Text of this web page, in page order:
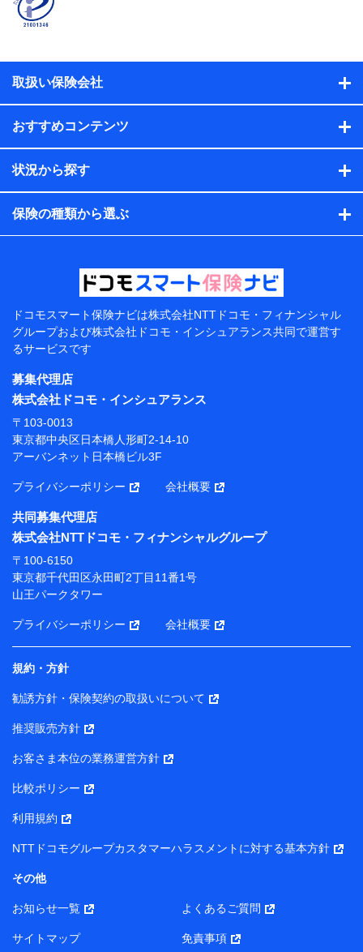
係、保険加入の目的、保険商品の内容、保険料、保険料
のお支払方法、車のメーカーや走行距離などの情報、建
ル内容や送信履歴の情報及び保険の更改案内等を提供し
保険契約情報
当社または株式会社NTTドコモ・フィナンシャルグルー
プが取得し、又は保有する保険契約に関する情報。例と
して、保険契約者及び被保険者の氏名、住所、生年月
日、性別、保険契約者と被保険者の関係、保険加入の目
的、保険商品の内容、保険料、保険料のお支払方法、車
のメーカーや走行距離などの情報、建物の構造や築年数
などの情報、ペットの種類や年齢などの情報などが含ま
提供当事者から受領当事者が個人データを取得する方法
電子的・電磁的方法等
【共同して利用する者の範囲】
当社
株式会社NTTドコモ・フィナンシャルグループ
【利用目的】
当社または株式会社NTTドコモ・フィナンシャルグルー
プが提供する保険関連サービスにおけるユーザー登録受
付および管理のため
当社または株式会社NTTドコモ・フィナンシャルグルー
携会社の保険その他に関する情報を提供するため、また
維持管理等の委託業務遂行のため、またそれらに付帯、
関連する当社または株式会社NTTドコモ・フィナンシャ
ルグループおよび提携会社のサービスを案内、提供する
ため
（各サービスで取得したサービス利用履歴、ウェブサイ
トの閲覧履歴、購買履歴、ご契約内容等のパーソナルデ
ータを分析して、お客さまの趣味・嗜好・傾向に応じた
サービス・商品等に関するご提案や広告の配信等を行う
ことがあります。）
各種セミナーの開催のため
コンサルティングサービスの実施のため
アンケートやキャンペーン等の実施のため
上記に係る案内・手続き・管理等付帯業務を行うため
所・代表者名】
り）
株式会社NTTドコモ・フィナンシャルグループ 代表取締役
社長 廣井 孝史
東京都中央区日本橋人形町2-14-10 アーバンネット日本橋
株式会社ドコモ・インシュアランス 代表取締役社長 吉
村 忠義
取扱い保険会社
おすすめコンテンツ
状況から探す
保険の種類から選ぶ
ドコモスマート保険ナビは株式会社NTTドコモ・フィナンシャル
グループおよび株式会社ドコモ・インシュアランス共同で運営す
るサービスです
募集代理店
株式会社ドコモ・インシュアランス
〒103-0013
東京都中央区日本橋人形町2-14-10
アーバンネット日本橋ビル3F
プライバシーポリシー 会社概要
共同募集代理店
株式会社NTTドコモ・フィナンシャルグループ
〒100-6150
東京都千代田区永田町2丁目11番1号
山王パークタワー
プライバシーポリシー 会社概要
規約・方針
勧誘方針・保険契約の取扱いについて
推奨販売方針
お客さま本位の業務運営方針
比較ポリシー
利用規約
NTTドコモグループカスタマーハラスメントに対する基本方針
その他
お知らせ一覧 よくあるご質問
サイトマップ 免責事項